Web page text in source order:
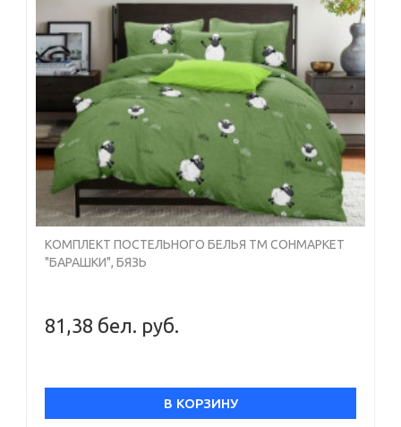
КОМПЛЕКТ ПОСТЕЛЬНОГО БЕЛЬЯ ТМ СОНМАРКЕТ
"БАРАШКИ", БЯЗЬ
81,38 бел. руб.
В КОРЗИНУ